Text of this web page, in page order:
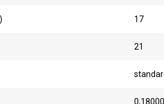
17
21